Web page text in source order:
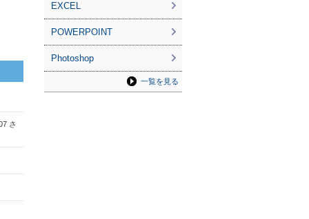
さ
EXCEL
POWERPOINT
Photoshop
一覧を見る